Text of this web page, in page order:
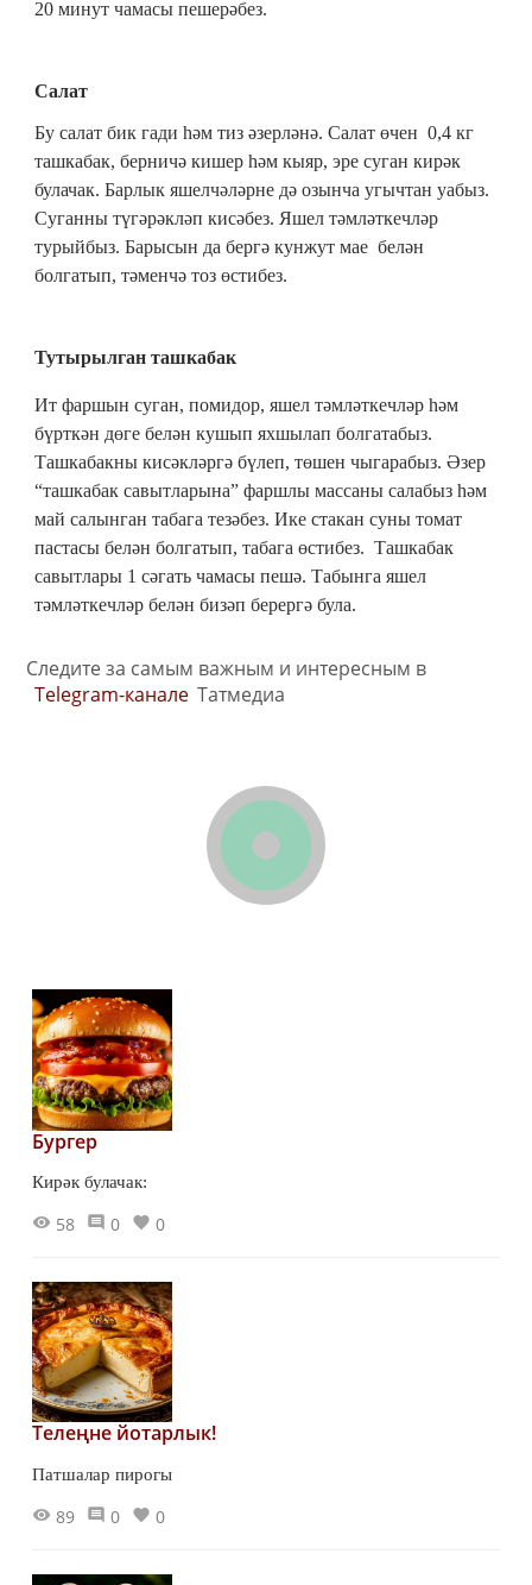
20 минут чамасы пешерәбез.
Салат
Бу салат бик гади һәм тиз әзерләнә. Салат өчен 0,4 кг
ташкабак, берничә кишер һәм кыяр, эре суган кирәк
булачак. Барлык яшелчәләрне дә озынча угычтан уабыз.
Суганны түгәрәкләп кисәбез. Яшел тәмләткечләр
турыйбыз. Барысын да бергә кунжут мае белән
болгатып, тәменчә тоз өстибез.
Тутырылган ташкабак
Ит фаршын суган, помидор, яшел тәмләткечләр һәм
бүрткән дөге белән кушып яхшылап болгатабыз.
Ташкабакны кисәкләргә бүлеп, төшен чыгарабыз. Әзер
“ташкабак савытларына” фаршлы массаны салабыз һәм
май салынган табага тезәбез. Ике стакан суны томат
пастасы белән болгатып, табага өстибез. Ташкабак
савытлары 1 сәгать чамасы пешә. Табынга яшел
тәмләткечләр белән бизәп берергә була.
Следите за самым важным и интересным в
Telegram-канале Татмедиа
Бургер
Кирәк булачак:
58 0 0
Телеңне йотарлык!
Патшалар пирогы
89 0 0